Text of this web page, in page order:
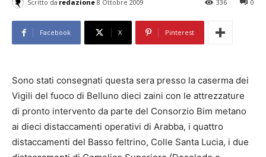
Scritto da redazione 8 Ottobre 2009 0
336
Facebook X Pinterest
Sono stati consegnati questa sera presso la caserma dei
Vigili del fuoco di Belluno dieci zaini con le attrezzature
di pronto intervento da parte del Consorzio Bim metano
ai dieci distaccamenti operativi di Arabba, i quattro
distaccamenti del Basso feltrino, Colle Santa Lucia, i due